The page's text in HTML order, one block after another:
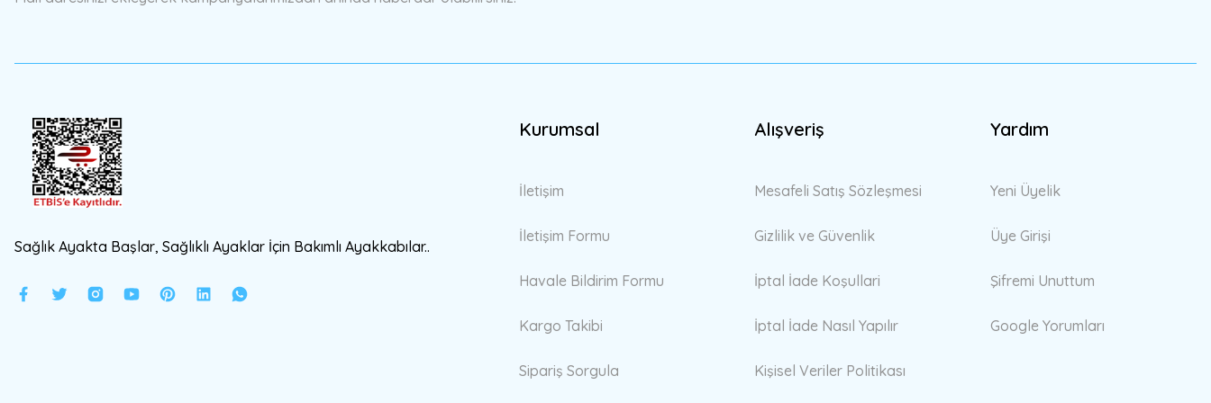
Ürün fiyatı diğer sitelerden daha pahalı.
Sağlık Ayakta Başlar, Sağlıklı Ayaklar İçin Bakımlı Ayakkabılar..
Kurumsal
İletişim
İletişim Formu
Havale Bildirim Formu
Kargo Takibi
Sipariş Sorgula
Alışveriş
Mesafeli Satış Sözleşmesi
Gizlilik ve Güvenlik
İptal İade Koşullari
İptal İade Nasıl Yapılır
Kişisel Veriler Politikası
Yardım
Yeni Üyelik
Üye Girişi
Şifremi Unuttum
Google Yorumları